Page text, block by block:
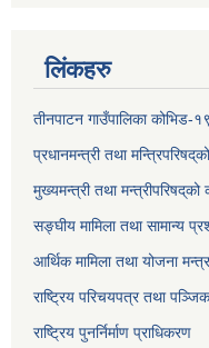
लिंकहरु
तीनपाटन गाउँपालिका कोभिड-
प्रधानमन्त्री तथा
मुख्यमन्त्री तथा मन्त्रीपरिषद्‌को
सङ्घीय मामिला तथा सामान्य
आर्थिक मामिला तथा योजना
राष्ट्रिय परिचयपत्र तथा
राष्ट्रिय पुनर्निर्माण प्राधिकरण